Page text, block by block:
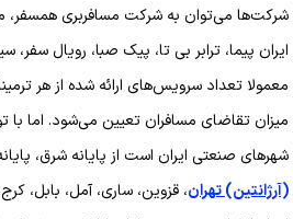
شرکت‌ها می‌توان به شرکت مسافربری همسفر،
ایران پیما، ترابر بی تا، پیک صبا، رویال سفر،
معمولا تعداد سرویس‌های ارائه شده از هر
میزان تقاضای مسافران تعیین می‌شود. اما با
شهرهای صنعتی ایران است از پایانه شرق،
(آرژانتین) تهران، قزوین، ساری، آمل، بابل،